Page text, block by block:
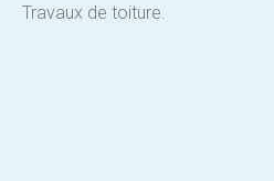
Travaux de toiture.